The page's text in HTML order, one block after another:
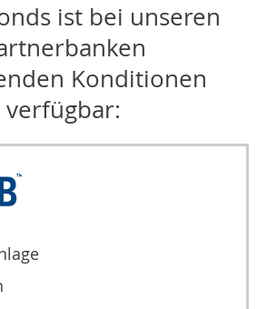
ist bei unseren
Konditionen
verfügbar: